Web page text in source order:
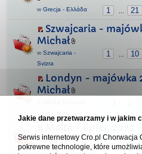
1 ... 21
w Grecja - Ελλάδα
Szwajcaria -
Michał
1 ... 10
w Szwajcaria -
Svizra
Londyn - majówka
Michał
1 ...
wMalta - Malta
Jakie dane przetwarzamy i w jakim
Serwis internetowy Cro.pl Chorwacja
pokrewne technologie, które